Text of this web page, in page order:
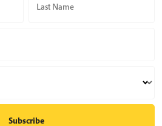
Last Name